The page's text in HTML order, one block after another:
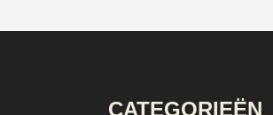
CATEGORIEËN